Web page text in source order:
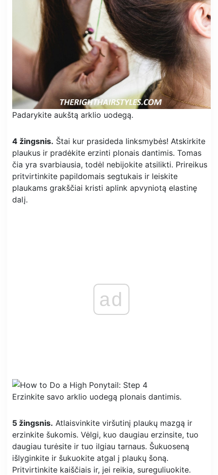
Padarykite aukštą arklio uodegą.
4 žingsnis. Štai kur prasideda linksmybės! Atskirkite
plaukus ir pradėkite erzinti plonais dantimis. Tomas
čia yra svarbiausia, todėl nebijokite atsilikti. Prireikus
pritvirtinkite papildomais segtukais ir leiskite
plaukams grakščiai kristi aplink apvyniotą elastinę
dalį.
ad
Erzinkite savo arklio uodegą plonais dantimis.
5 žingsnis. Atlaisvinkite viršutinį plaukų mazgą ir
erzinkite šukomis. Vėlgi, kuo daugiau erzinsite, tuo
daugiau turėsite ir tuo ilgiau tarnaus. Šukuoseną
išlyginkite ir šukuokite atgal į plaukų šoną.
Pritvirtinkite kaiščiais ir, jei reikia, sureguliuokite.